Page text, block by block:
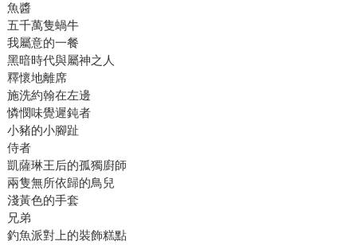
魚醬
五千萬隻蝸牛
我屬意的一餐
黑暗時代與屬神之人
釋懷地離席
施洗約翰在左邊
憐憫味覺遲鈍者
小豬的小腳趾
侍者
凱薩琳王后的孤獨廚師
兩隻無所依歸的鳥兒
淺黃色的手套
兄弟
釣魚派對上的裝飾糕點